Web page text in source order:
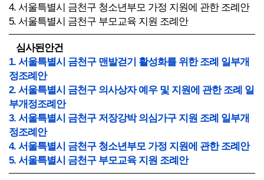
4. 서울특별시 금천구 청소년부모 가정 지원에 관한 조례안
5. 서울특별시 금천구 부모교육 지원 조례안
심사된안건
1. 서울특별시 금천구 맨발걷기 활성화를 위한 조례 일부개
정조례안
2. 서울특별시 금천구 의사상자 예우 및 지원에 관한 조례 일
부개정조례안
3. 서울특별시 금천구 저장강박 의심가구 지원 조례 일부개
정조례안
4. 서울특별시 금천구 청소년부모 가정 지원에 관한 조례안
5. 서울특별시 금천구 부모교육 지원 조례안